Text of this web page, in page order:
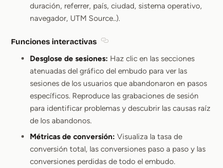
duración, referrer, país, ciudad, sistema operativo,
navegador, UTM Source..).
Funciones interactivas
Desglose de sesiones: Haz clic en las secciones
atenuadas del gráfico del embudo para ver las
sesiones de los usuarios que abandonaron en pasos
específicos. Reproduce las grabaciones de sesión
para identificar problemas y descubrir las causas raíz
de los abandonos.
Métricas de conversión: Visualiza la tasa de
conversión total, las conversiones paso a paso y las
conversiones perdidas de todo el embudo.